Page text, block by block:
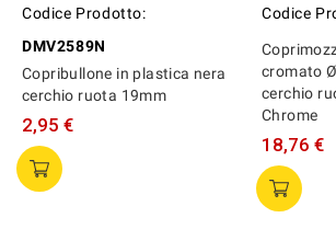
Codice Prodotto:
DMV2589N
Copribullone in plastica nera
cerchio ruota 19mm
2,95 €
Codice
cromato
cerchio
Chrome
18,76 €